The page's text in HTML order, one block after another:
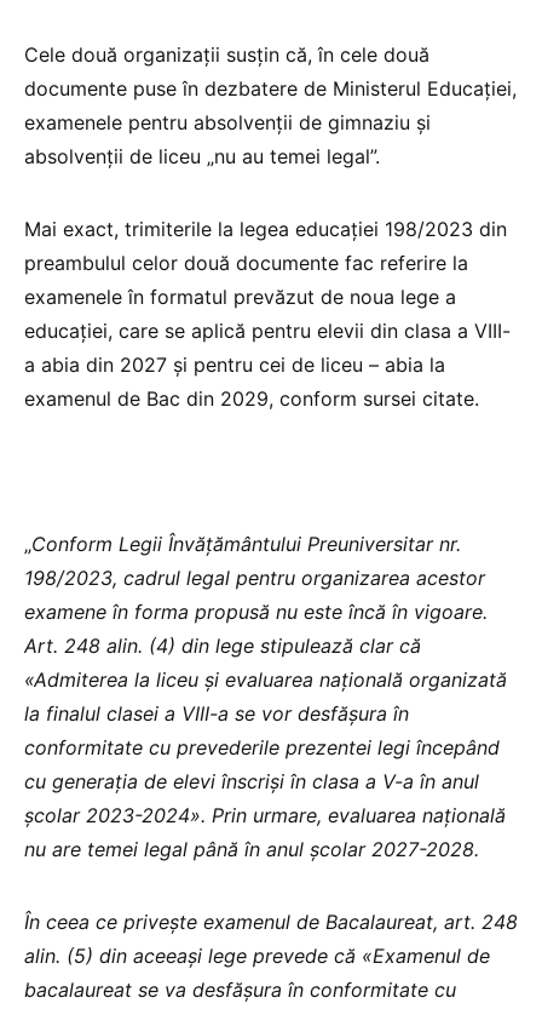
Cele două organizații susțin că, în cele două
documente puse în dezbatere de Ministerul Educației,
examenele pentru absolvenții de gimnaziu și
absolvenții de liceu „nu au temei legal”.
Mai exact, trimiterile la legea educației 198/2023 din
preambulul celor două documente fac referire la
examenele în formatul prevăzut de noua lege a
educației, care se aplică pentru elevii din clasa a VIII-
a abia din 2027 și pentru cei de liceu – abia la
examenul de Bac din 2029, conform sursei citate.
„Conform Legii Învățământului Preuniversitar nr.
198/2023, cadrul legal pentru organizarea acestor
examene în forma propusă nu este încă în vigoare.
Art. 248 alin. (4) din lege stipulează clar că
«Admiterea la liceu și evaluarea națională organizată
la finalul clasei a VIII-a se vor desfășura în
conformitate cu prevederile prezentei legi începând
cu generația de elevi înscriși în clasa a V-a în anul
școlar 2023-2024». Prin urmare, evaluarea națională
nu are temei legal până în anul școlar 2027-2028.
În ceea ce privește examenul de Bacalaureat, art. 248
alin. (5) din aceeași lege prevede că «Examenul de
bacalaureat se va desfășura în conformitate cu